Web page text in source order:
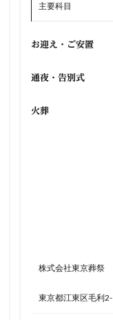
主要科目
お迎え・ご安置
通夜・告別式
火葬
株式会社東京葬祭
東京都江東区毛利